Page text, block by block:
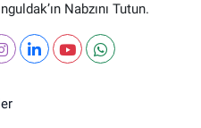
Nabzını Tutun.